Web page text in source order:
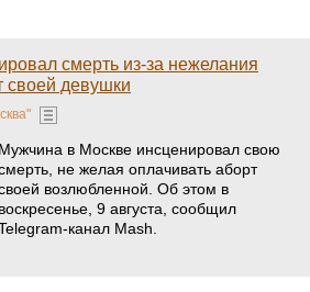
смерть из-за нежелания
своей девушки
Мужчина в Москве инсценировал свою
не желая оплачивать аборт
возлюбленной. Об этом в
воскресенье, 9 августа, сообщил
канал Mash.